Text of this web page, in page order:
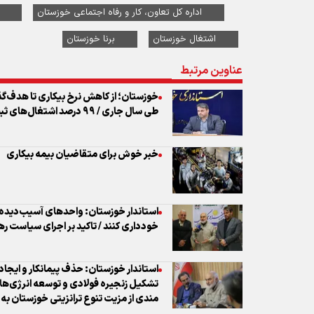
اداره کل تعاون، کار و رفاه اجتماعی خوزستان
اشتغال خوزستان
برنا خوزستان
عناوین مرتبط
طی سال جاری / ۹۹ درصد اشتغال‌های ثبت‌شده تایید شد
‌خبر خوش برای متقاضیان بیمه بیکاری
استاندار خوزستان: واحدهای
خودداری کنند / تاکید بر اجرای
استاندار خوزستان: حذف پیمانکار و
تشکیل زنجیره فولادی و توسعه
مندی از مزیت تنوع ترانزیتی خوزستان